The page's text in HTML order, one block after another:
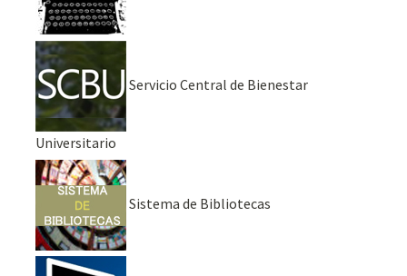
Servicio Central de Bienestar
Universitario
Sistema de Bibliotecas